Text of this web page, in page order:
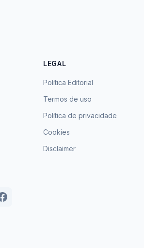
LEGAL
Política Editorial
Termos de uso
Política de privacidade
Cookies
Disclaimer